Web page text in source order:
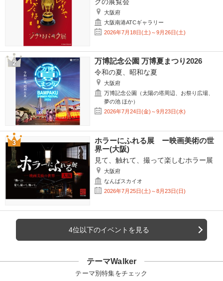
大阪府
大阪南港ATCギャラリー
2026年7月18日(土)～9月26日(土)
万博記念公園 万博夏まつり2026
令和の夏、昭和な夏
大阪府
万博記念公園（太陽の塔周辺、お祭り広場、
夢の池 ほか）
2026年7月24日(金)～9月23日(水)
ホラーにふれる展 ー映画美術の世
界ー(大阪)
見て、触れて、撮って楽しむホラー展
大阪府
なんばスカイオ
2026年7月25日(土)～8月23日(日)
4位以下のイベントを見る
テーマWalker
テーマ別特集をチェック